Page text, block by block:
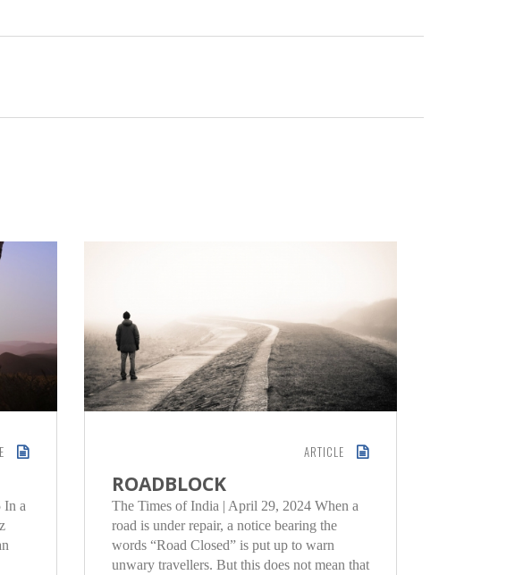
In a
ARTICLE
ROADBLOCK
The Times of India | April 29, 2024 When a
road is under repair, a notice bearing the
words “Road Closed” is put up to warn
unwary travellers. But this does not mean that